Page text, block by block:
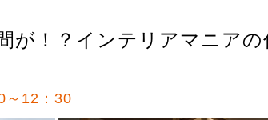
が！？インテリアマニアの
～12：30